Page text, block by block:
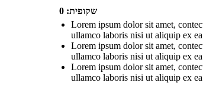
שקופית: 0
Lorem ipsum dolor sit amet,
ullamco laboris nisi ut aliquip ex
Lorem ipsum dolor sit amet,
ullamco laboris nisi ut aliquip ex
Lorem ipsum dolor sit amet,
ullamco laboris nisi ut aliquip ex